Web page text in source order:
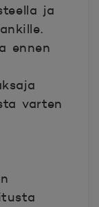
ja
ennen
varten